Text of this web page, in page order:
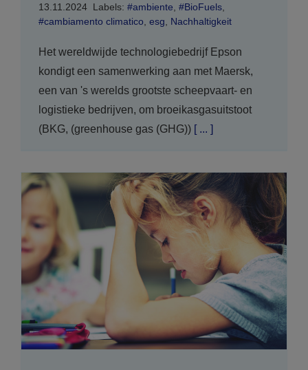
13.11.2024 Labels: #ambiente #BioFuels,
#cambiamento climatico esg Nachhaltigkeit
Het wereldwijde technologiebedrijf Epson
kondigt een samenwerking aan met Maersk,
een van 's werelds grootste scheepvaart- en
logistieke bedrijven, om broeikasgasuitstoot
(BKG, (greenhouse gas (GHG))[ ... ]